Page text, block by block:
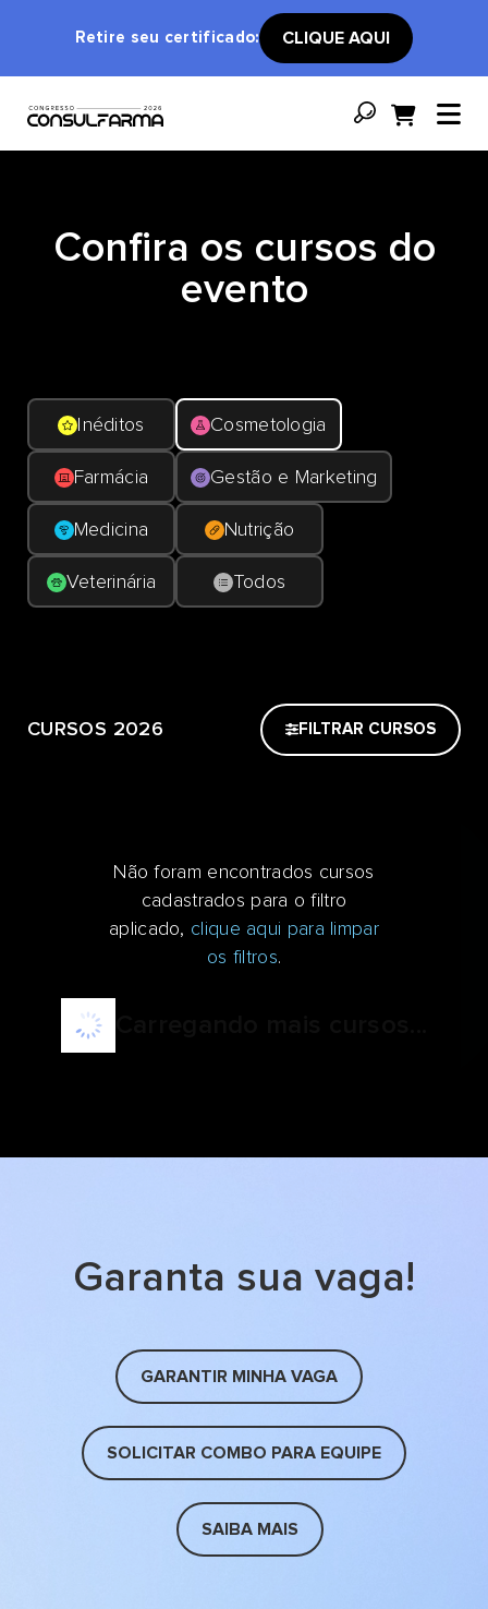
Retire seu certificado: CLIQUE AQUI
Confira os cursos do
evento
Inéditos Cosmetologia
Farmácia Gestão e Marketing
Medicina Nutrição
Veterinária Todos
CURSOS 2026 FILTRAR CURSOS
Não foram encontrados cursos
cadastrados para o filtro
aplicado, clique aqui para limpar
os filtros.
Garanta sua vaga!
GARANTIR MINHA VAGA
SOLICITAR COMBO PARA EQUIPE
SAIBA MAIS